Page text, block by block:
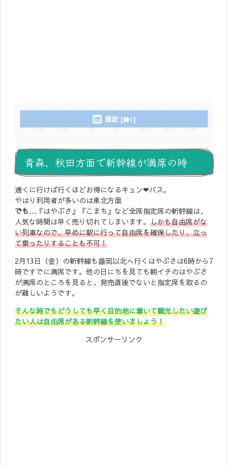
目次
青森、秋田方面で新幹線が満席の時
遠くに行けば行くほどお得になるキュン❤︎パス。
やはり利用者が多いのは東北方面
でも… 『はやぶさ』『こまち』など全席指定席の新幹線は、
人気な時間は早く売り切れてしまいます。 しかも自由席がな
い列車なので、早めに駅に行って自由席を確保したり、立っ
て乗ったりすることも不可！
2月13日（金）の新幹線も盛岡以北へ行くはやぶさは6時から7
時ですでに満席です。他の日にちを見ても朝イチのはやぶさ
が満席のところを見ると、発売直後でないと指定席を取るの
が難しいようです。
そんな時でもどうしても早く目的地に着いて観光したい遊び
たい人は自由席がある新幹線を使いましょう！
スポンサーリンク